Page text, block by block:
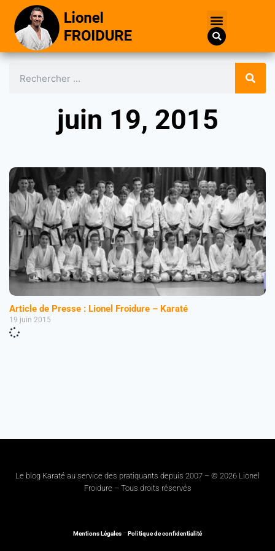
juin 19, 2015
Article de Presse : Lionel Froidure – Karaté
19 juin 2015
Le blog Karaté au service des pratiquants depuis 2007 – © 2026 Lionel
Froidure – Tous droits réservés
Mentions Légales –Politique de confidentialité